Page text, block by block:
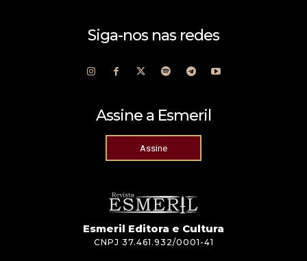
Siga-nos nas redes
Assine a Esmeril
Assine
Esmeril Editora e Cultura
CNPJ 37.461.932/0001-41